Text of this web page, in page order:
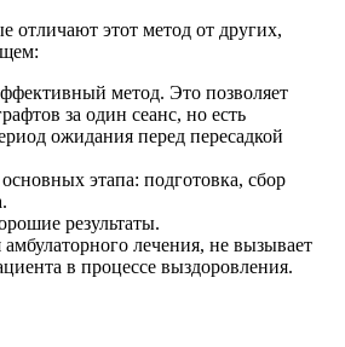
отличают этот метод от других,
метод. Это позволяет
за один сеанс, но есть
ожидания перед пересадкой
этапа: подготовка, сбор
результаты.
лечения, не вызывает
в процессе выздоровления.